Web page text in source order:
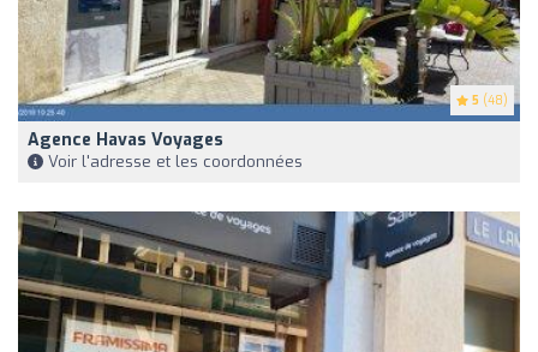
5 (48)
Agence Havas Voyages
Voir l'adresse et les coordonnées